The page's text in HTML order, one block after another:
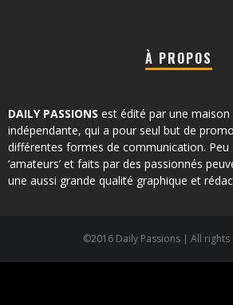
À PROPOS
DAILY PASSIONS est édité par une maison
indépendante, qui a pour seul but de
différentes formes de communication. Peu
‘amateurs’ et faits par des passionnés
une aussi grande qualité graphique et
©2016 Daily Passions | All rights